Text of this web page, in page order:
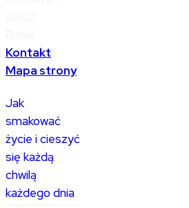
Kontakt
Mapa strony
Jak
smakować
życie i cieszyć
się każdą
chwilą
każdego dnia